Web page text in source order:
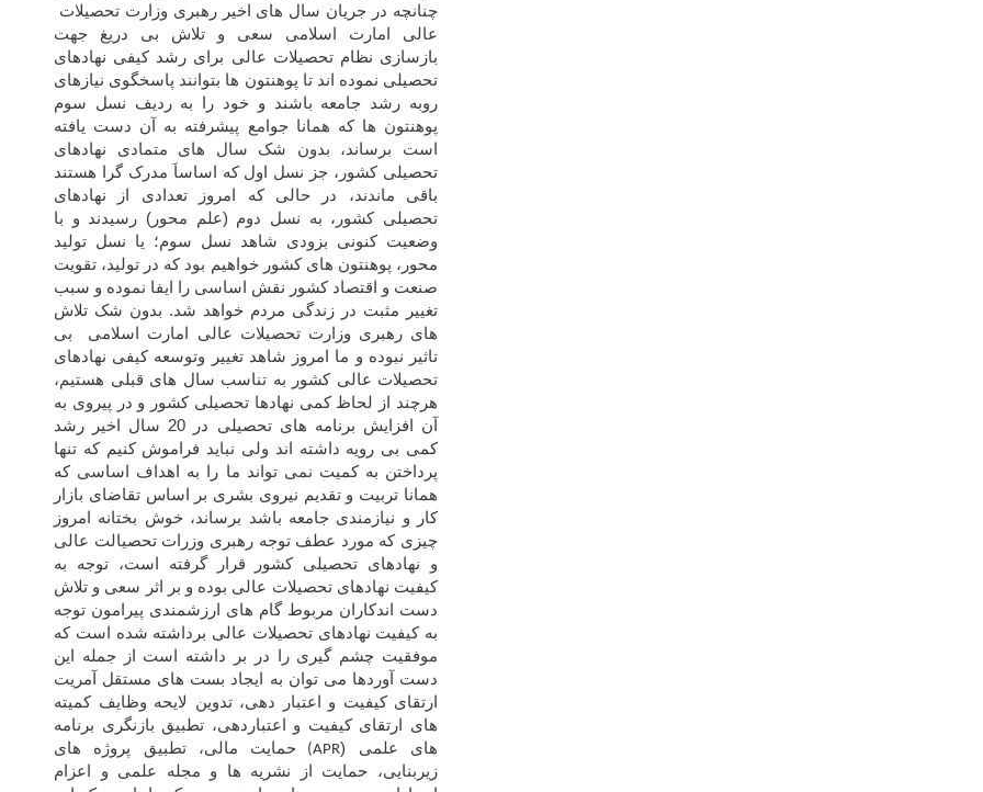
چنانچه در جریان سال های اخیر رهبری وزارت تحصیلات
عالی امارت اسلامی سعی و تلاش بی دریغ جهت
بازسازی نظام تحصیلات عالی برای رشد کیفی نهادهای
تحصیلی نموده اند تا پوهنتون ها بتوانند پاسخگوی نیازهای
روبه رشد جامعه باشند و خود را به ردیف نسل سوم
پوهنتون ها که همانا جوامع پیشرفته به آن دست یافته
است برساند، بدون شک سال های متمادی نهادهای
تحصیلی کشور، جز نسل اول که اساساَ مدرک گرا هستند
باقی ماندند، در حالی که امروز تعدادی از نهادهای
تحصیلی کشور، به نسل دوم (علم محور) رسیدند و با
وضعیت کنونی بزودی شاهد نسل سوم؛ یا نسل تولید
محور، پوهنتون های کشور خواهیم بود که در تولید، تقویت
صنعت و اقتصاد کشور نقش اساسی را ایفا نموده و سبب
تغییر مثبت در زندگی مردم خواهد شد. بدون شک تلاش
های رهبری وزارت تحصیلات عالی امارت اسلامی بی
تاثیر نبوده و ما امروز شاهد تغییر وتوسعه کیفی نهادهای
تحصیلات عالی کشور به تناسب سال های قبلی هستیم،
هرچند از لحاظ کمی نهادها تحصیلی کشور و در پیروی به
آن افزایش برنامه های تحصیلی در 20 سال اخیر رشد
کمی بی رویه داشته اند ولی نباید فراموش کنیم که تنها
پرداختن به کمیت نمی تواند ما را به اهداف اساسی که
همانا تربیت و تقدیم نیروی بشری بر اساس تقاضای بازار
کار و نیازمندی جامعه باشد برساند، خوش بختانه امروز
چیزی که مورد عطف توجه رهبری وزرات تحصیالت عالی
و نهادهای تحصیلی کشور قرار گرفته است، توجه به
کیفیت نهادهای تحصیلات عالی بوده و بر اثر سعی و تلاش
دست اندکاران مربوط گام های ارزشمندی پیرامون توجه
به کیفیت نهادهای تحصیلات عالی برداشته شده است که
موفقیت چشم گیری را در بر داشته است از جمله این
دست آوردها می توان به ایجاد بست های مستقل آمریت
ارتقای کیفیت و اعتبار دهی، تدوین لایحه وظایف کمیته
های ارتقای کیفیت و اعتباردهی، تطبیق بازنگری برنامه
های علمی (APR)
حمایت مالی، تطبیق پروژه های
زیربنایی، حمایت از نشریه ها و مجله علمی و اعزام